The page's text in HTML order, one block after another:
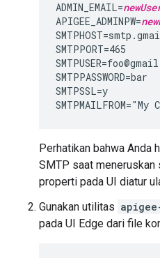
ADMIN_EMAIL=
APIGEE_ADMINPW=
SMTPPORT=465
SMTPPASSWORD=bar
SMTPSSL=y
SMTPMAILFROM="My
Perhatikan bahwa Anda
SMTP saat meneruskan
properti pada UI diatur
Gunakan utilitas
pada UI Edge dari file